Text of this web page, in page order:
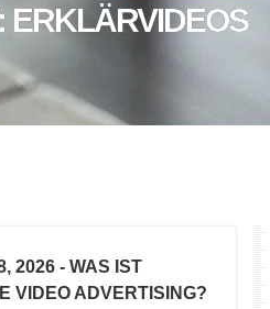
ERKLÄRVIDEOS
2026 - WAS IST
VIDEO ADVERTISING?